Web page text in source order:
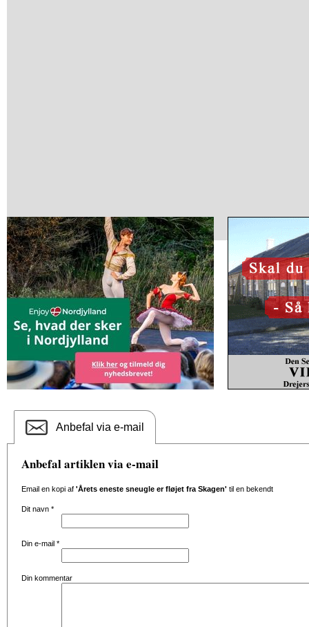
Anbefal via e-mail
Anbefal artiklen via e-mail
Email en kopi af 'Årets eneste sneugle er fløjet fra Skagen' til en bekendt
Dit navn *
Din e-mail *
Din kommentar